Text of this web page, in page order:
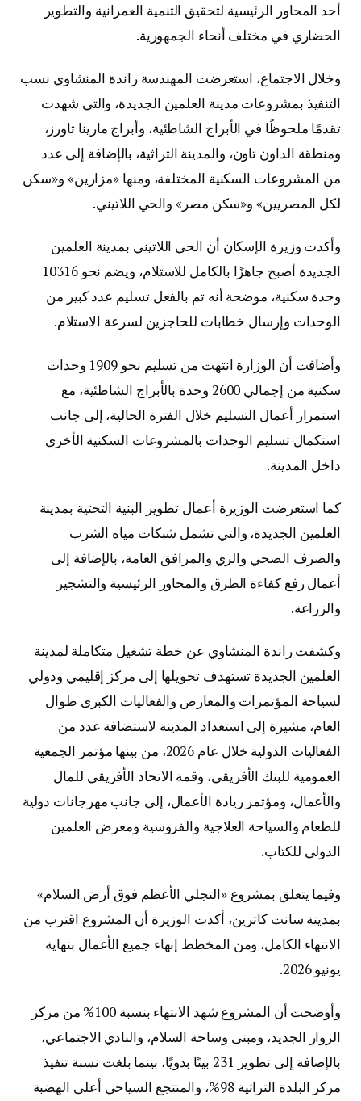
أحد المحاور الرئيسية لتحقيق التنمية العمرانية والتطوير
الحضاري في مختلف أنحاء الجمهورية.
وخلال الاجتماع، استعرضت المهندسة راندة المنشاوي نسب
التنفيذ بمشروعات مدينة العلمين الجديدة، والتي شهدت
تقدمًا ملحوظًا في الأبراج الشاطئية، وأبراج مارينا تاورز،
ومنطقة الداون تاون، والمدينة التراثية، بالإضافة إلى عدد
من المشروعات السكنية المختلفة، ومنها «مزارين» و«سكن
لكل المصريين» و«سكن مصر» والحي اللاتيني.
وأكدت وزيرة الإسكان أن الحي اللاتيني بمدينة العلمين
الجديدة أصبح جاهزًا بالكامل للاستلام، ويضم نحو 10316
وحدة سكنية، موضحة أنه تم بالفعل تسليم عدد كبير من
الوحدات وإرسال خطابات للحاجزين لسرعة الاستلام.
وأضافت أن الوزارة انتهت من تسليم نحو 1909 وحدات
سكنية من إجمالي 2600 وحدة بالأبراج الشاطئية، مع
استمرار أعمال التسليم خلال الفترة الحالية، إلى جانب
استكمال تسليم الوحدات بالمشروعات السكنية الأخرى
داخل المدينة.
كما استعرضت الوزيرة أعمال تطوير البنية التحتية بمدينة
العلمين الجديدة، والتي تشمل شبكات مياه الشرب
والصرف الصحي والري والمرافق العامة، بالإضافة إلى
أعمال رفع كفاءة الطرق والمحاور الرئيسية والتشجير
والزراعة.
وكشفت راندة المنشاوي عن خطة تشغيل متكاملة لمدينة
العلمين الجديدة تستهدف تحويلها إلى مركز إقليمي ودولي
لسياحة المؤتمرات والمعارض والفعاليات الكبرى طوال
العام، مشيرة إلى استعداد المدينة لاستضافة عدد من
الفعاليات الدولية خلال عام 2026، من بينها مؤتمر الجمعية
العمومية للبنك الأفريقي، وقمة الاتحاد الأفريقي للمال
والأعمال، ومؤتمر ريادة الأعمال، إلى جانب مهرجانات دولية
للطعام والسياحة العلاجية والفروسية ومعرض العلمين
الدولي للكتاب.
وفيما يتعلق بمشروع «التجلي الأعظم فوق أرض السلام»
بمدينة سانت كاترين، أكدت الوزيرة أن المشروع اقترب من
الانتهاء الكامل، ومن المخطط إنهاء جميع الأعمال بنهاية
يونيو 2026.
وأوضحت أن المشروع شهد الانتهاء بنسبة 100% من مركز
الزوار الجديد، ومبنى وساحة السلام، والنادي الاجتماعي،
بالإضافة إلى تطوير 231 بيتًا بدويًا، بينما بلغت نسبة تنفيذ
مركز البلدة التراثية 98%، والمنتجع السياحي أعلى الهضبة